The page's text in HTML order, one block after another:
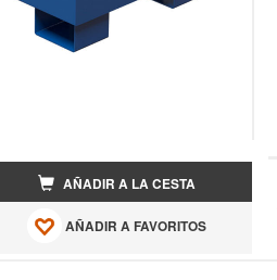
AÑADIR A LA CESTA
AÑADIR A FAVORITOS